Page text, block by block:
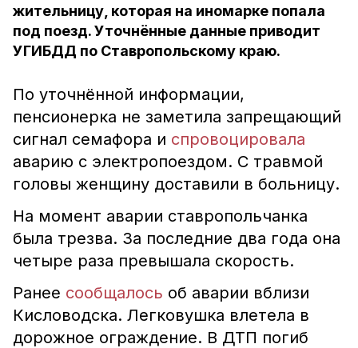
жительницу, которая на иномарке попала
под поезд. Уточнённые данные приводит
УГИБДД по Ставропольскому краю.
По уточнённой информации,
пенсионерка не заметила запрещающий
сигнал семафора и спровоцировала
аварию с электропоездом. С травмой
головы женщину доставили в больницу.
На момент аварии ставропольчанка
была трезва. За последние два года она
четыре раза превышала скорость.
Ранее сообщалось об аварии вблизи
Кисловодска. Легковушка влетела в
дорожное ограждение. В ДТП погиб